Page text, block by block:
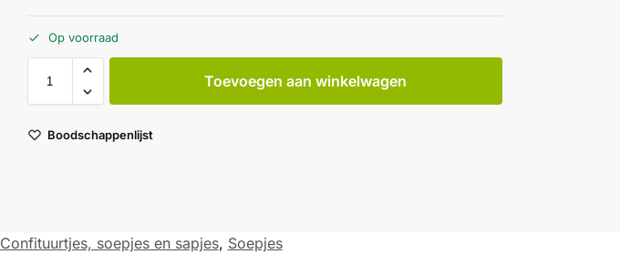
Op voorraad
Toevoegen aan winkelwagen
Boodschappenlijst
Confituurtjes, soepjes en sapjes, Soepjes